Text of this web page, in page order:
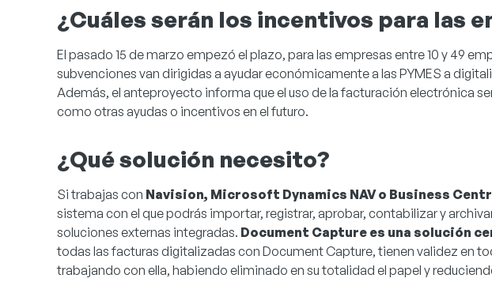
¿Cuáles serán los incentivos para las
El pasado 15 de marzo empezó el plazo, para las empresas entre 10 y 49
subvenciones van dirigidas a ayudar económicamente a las PYMES a
Además, el anteproyecto informa que el uso de la facturación electrónica
como otras ayudas o incentivos en el futuro.
¿Qué solución necesito?
Si trabajas con Navision, Microsoft Dynamics NAV o Business
sistema con el que podrás importar, registrar, aprobar, contabilizar y
soluciones externas integradas. Document Capture es una solución
todas las facturas digitalizadas con Document Capture, tienen validez en
trabajando con ella, habiendo eliminado en su totalidad el papel y